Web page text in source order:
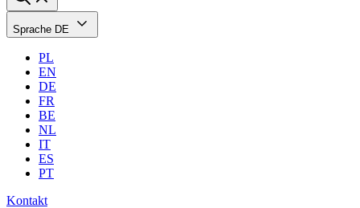
Sprache DE
PL
EN
DE
FR
BE
NL
IT
ES
PT
Kontakt